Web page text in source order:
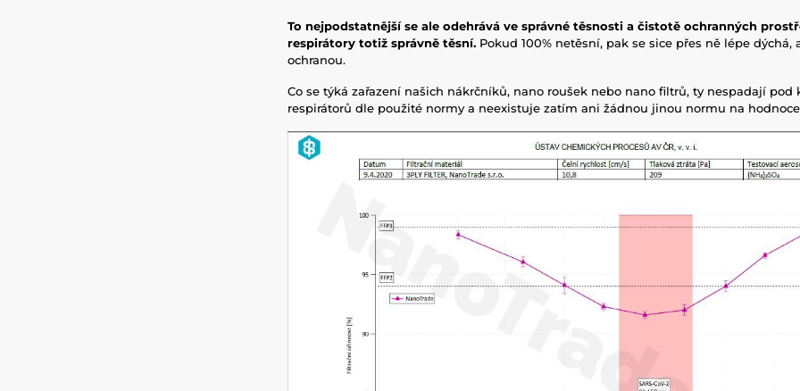
To nejpodstatnější se ale odehrává ve správné těsnosti a čistotě ochranných
respirátory totiž správně těsní. Pokud 100% netěsní, pak se sice přes ně lépe dýchá,
ochranou.
Co se týká zařazení našich nákrčníků, nano roušek nebo nano filtrů, ty nespadají pod
respirátorů dle použité normy a neexistuje zatím ani žádnou jinou normu na